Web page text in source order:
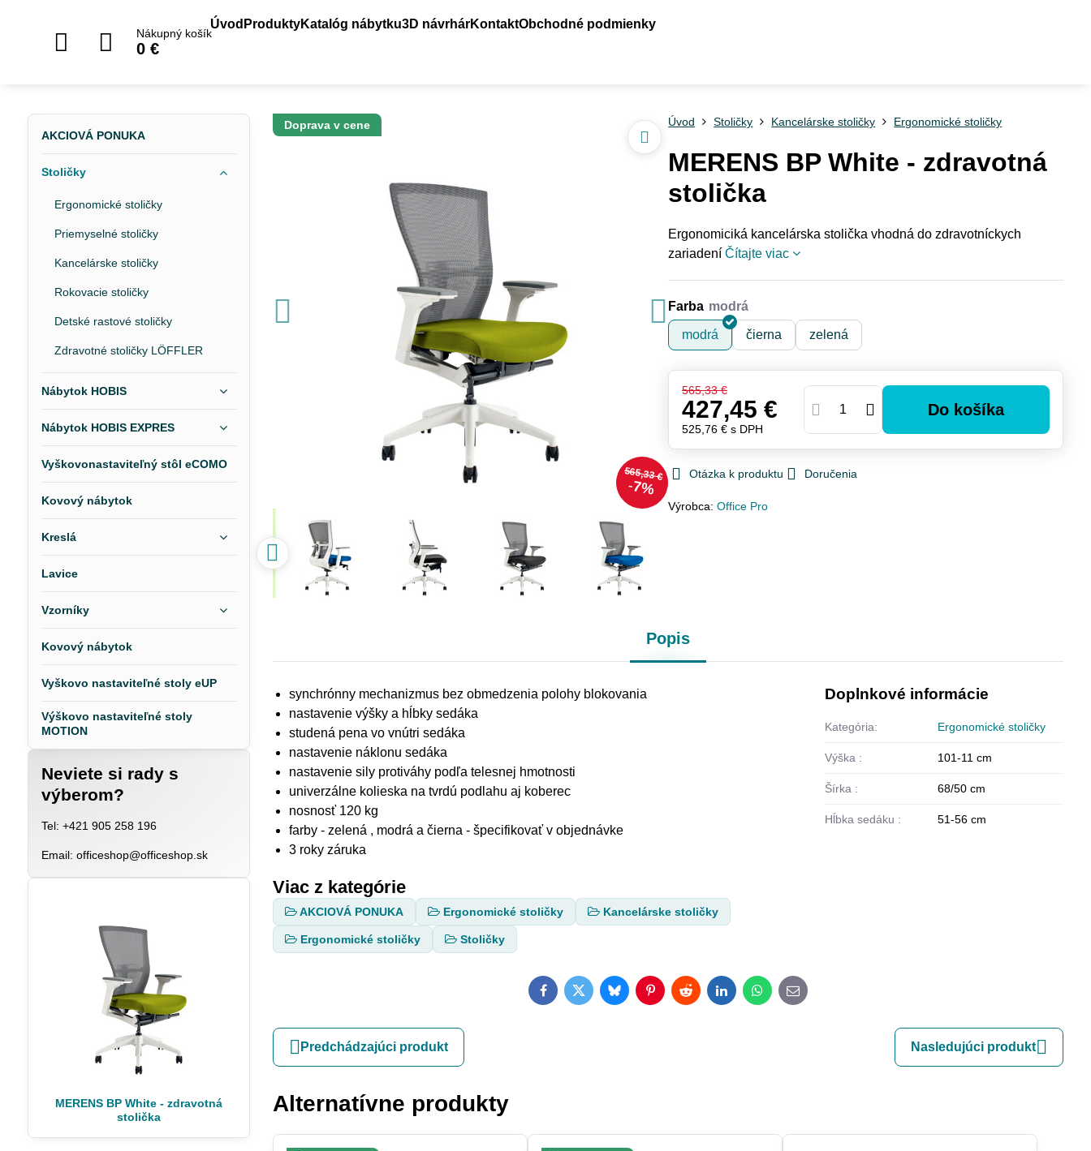
Nákupný košík
0 €
Úvod ProduktyKatalóg nábytku3D návrhárKontaktObchodné podmienky
Doprava v cene
565,33 €
7%
Úvod Stoličky Kancelárske stoličky Ergonomické stoličky
MERENS BP White - zdravotná
stolička
Ergonomiciká kancelárska stolička vhodná do zdravotníckych
zariadeníČítajte viac
Farba
modrá čierna zelená
565,33 €
427,45 €
525,76 €s DPH
Do košíka
Otázka k produktu Doručenia
Výrobca:Office Pro
Popis
synchrónny mechanizmus bez obmedzenia polohy blokovania
nastavenie výšky a hĺbky sedáka
studená pena vo vnútri sedáka
nastavenie náklonu sedáka
nastavenie sily protiváhy podľa telesnej hmotnosti
univerzálne kolieska na tvrdú podlahu aj koberec
nosnosť 120 kg
farby - zelená , modrá a čierna - špecifikovať v objednávke
3 roky záruka
Viac z kategórie
AKCIOVÁ PONUKA Ergonomické stoličky Kancelárske stoličky
Ergonomické stoličky Stoličky
Doplnkové informácie
Kategória: Ergonomické stoličky
Výška : 101-11 cm
Šírka : 68/50 cm
Hĺbka sedáku : 51-56 cm
FacebookTwitterBlueskyPinterestRedditLinkedInWhatsApp
E-
mail
Predchádzajúci produkt Nasledujúci produkt
Alternatívne produkty
AKCIOVÁ PONUKA
Stoličky
Ergonomické stoličky
Priemyselné stoličky
Kancelárske stoličky
Rokovacie stoličky
Detské rastové stoličky
Zdravotné stoličky LÖFFLER
Nábytok HOBIS
Nábytok HOBIS EXPRES
Vyškovonastaviteľný stôl eCOMO
Kovový nábytok
Kreslá
Lavice
Vzorníky
Kovový nábytok
Vyškovo nastaviteľné stoly eUP
Výškovo nastaviteľné stoly
MOTION
Neviete si rady s
výberom?
Tel: +421 905 258 196
Email: officeshop@officeshop.sk
MERENS BP White - zdravotná
stolička